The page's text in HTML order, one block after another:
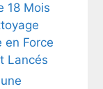
18 Mois
en Force
Lancés